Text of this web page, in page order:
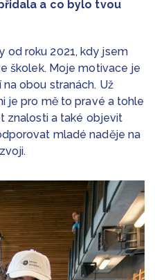
a co bylo tvou
od roku 2021, kdy jsem
školek. Moje motivace je
obou stranách. Už
je pro mě to pravé a tohle
znalosti a také objevit
mladé naděje na